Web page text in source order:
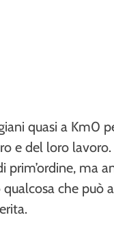
quasi a Km0
e del loro lavoro.
ma
che può